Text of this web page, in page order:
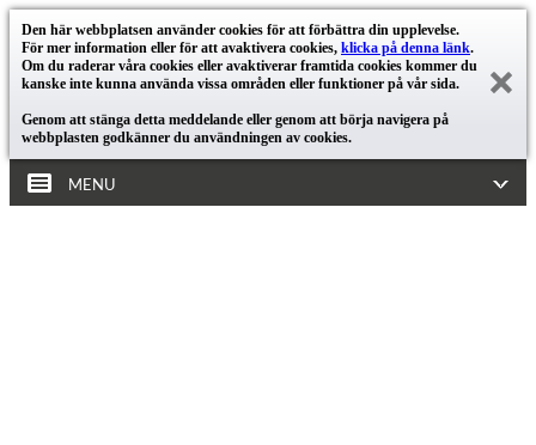
Den här webbplatsen använder cookies för att förbättra din upplevelse.
För mer information eller för att avaktivera cookies, klicka på denna länk.
Om du raderar våra cookies eller avaktiverar framtida cookies kommer du
kanske inte kunna använda vissa områden eller funktioner på vår sida.
Genom att stänga detta meddelande eller genom att börja navigera på
webbplasten godkänner du användningen av cookies.
MENU